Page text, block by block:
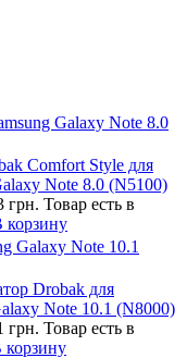
Galaxy Note 8.0
Comfort Style для
Note 8.0 (N5100)
грн. Товар есть в
корзину
Galaxy Note 10.1
Drobak для
Note 10.1 (N8000)
грн. Товар есть в
корзину